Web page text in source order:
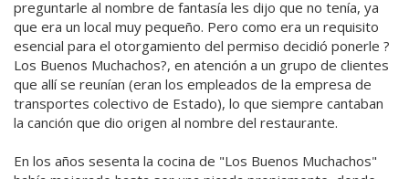
preguntarle al nombre de fantasía les dijo que no tenía, ya
que era un local muy pequeño. Pero como era un requisito
esencial para el otorgamiento del permiso decidió ponerle ?
Los Buenos Muchachos?, en atención a un grupo de clientes
que allí se reunían (eran los empleados de la empresa de
transportes colectivo de Estado), lo que siempre cantaban
la canción que dio origen al nombre del restaurante.
En los años sesenta la cocina de "Los Buenos Muchachos"